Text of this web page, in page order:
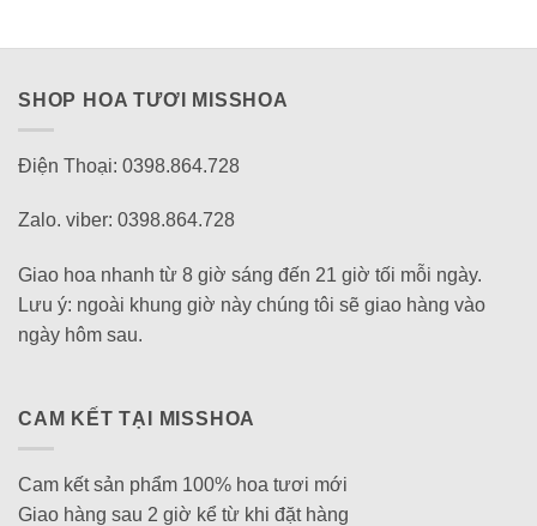
SHOP HOA TƯƠI MISSHOA
Điện Thoại: 0398.864.728
Zalo. viber: 0398.864.728
Giao hoa nhanh từ 8 giờ sáng đến 21 giờ tối mỗi ngày.
Lưu ý: ngoài khung giờ này chúng tôi sẽ giao hàng vào
ngày hôm sau.
CAM KẾT TẠI MISSHOA
Cam kết sản phẩm 100% hoa tươi mới
Giao hàng sau 2 giờ kể từ khi đặt hàng